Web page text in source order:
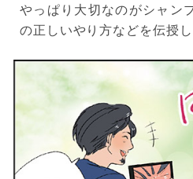
やっぱり大切なのがシャン
の正しいやり方などを伝授